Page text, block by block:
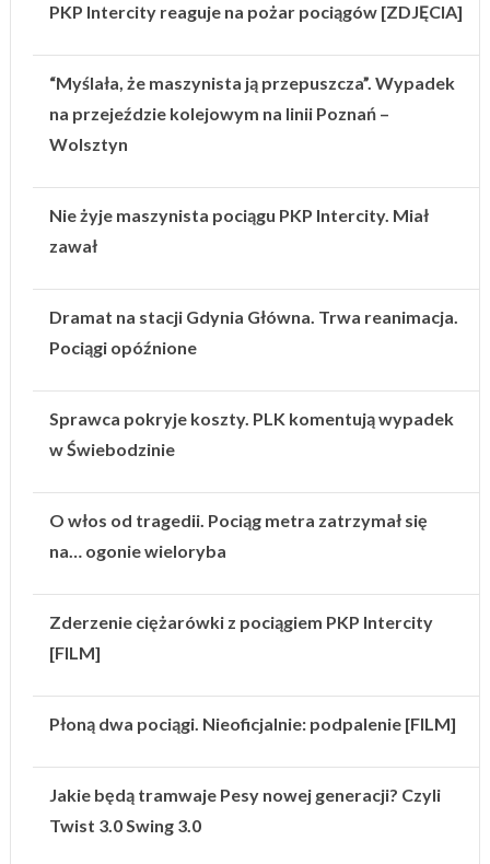
PKP Intercity reaguje na pożar pociągów [ZDJĘCIA]
“Myślała, że maszynista ją przepuszcza”. Wypadek
na przejeździe kolejowym na linii Poznań –
Wolsztyn
Nie żyje maszynista pociągu PKP Intercity. Miał
zawał
Dramat na stacji Gdynia Główna. Trwa reanimacja.
Pociągi opóźnione
Sprawca pokryje koszty. PLK komentują wypadek
w Świebodzinie
O włos od tragedii. Pociąg metra zatrzymał się
na… ogonie wieloryba
Zderzenie ciężarówki z pociągiem PKP Intercity
[FILM]
Płoną dwa pociągi. Nieoficjalnie: podpalenie [FILM]
Jakie będą tramwaje Pesy nowej generacji? Czyli
Twist 3.0 Swing 3.0